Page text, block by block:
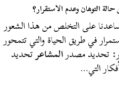
التوهان وعدم الاستقرار؟
على التخلص من هذا الشعور
في طريق الحياة والتي تتمحور
تحديد مصدرالمشاعرتحديد
التي…